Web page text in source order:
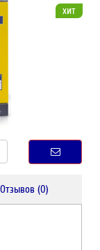
хит
Отзывов (0)